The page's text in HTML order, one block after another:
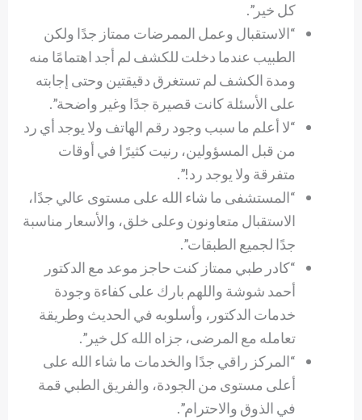
كل خير”.
“الاستقبال وعمل الممرضات ممتاز جدًا ولكن
الطبيب عندما دخلت للكشف لم أجد اهتمامًا منه
ومدة الكشف لم تستغرق دقيقتين وحتى إجابته
على الأسئلة كانت قصيرة جدًا وغير واضحة”.
“لا أعلم ما سبب وجود رقم الهاتف ولا يوجد أي رد
من قبل المسؤولين، رنيت كثيرًا في أوقات
متفرقة ولا يوجد رد!”.
“المستشفى ما شاء الله على مستوى عالي جدًا،
الاستقبال متعاونون وعلى خلق، والأسعار مناسبة
جدًا لجميع الطبقات”.
“كادر طبي ممتاز كنت حاجز موعد مع الدكتور
أحمد شوشة واللهم بارك على كفاءة وجودة
خدمات الدكتور، وأسلوبه في الحديث وطريقة
تعامله مع المرضى، جزاه الله كل خير”.
“المركز راقي جدًا والخدمات ما شاء الله على
أعلى مستوى من الجودة، والفريق الطبي قمة
في الذوق والاحترام”.